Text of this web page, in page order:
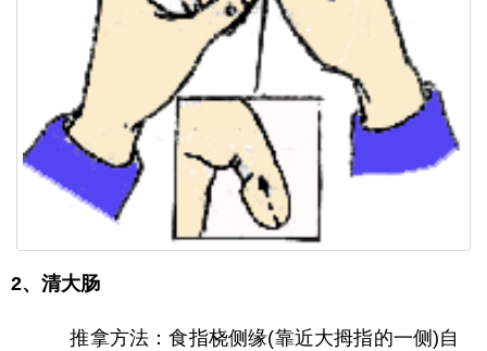
2、清大肠
推拿方法：食指桡侧缘(靠近大拇指的一侧)自